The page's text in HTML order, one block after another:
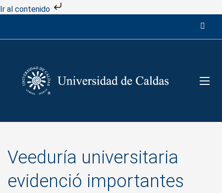
Ir al contenido
Veeduría universitaria
evidenció importantes